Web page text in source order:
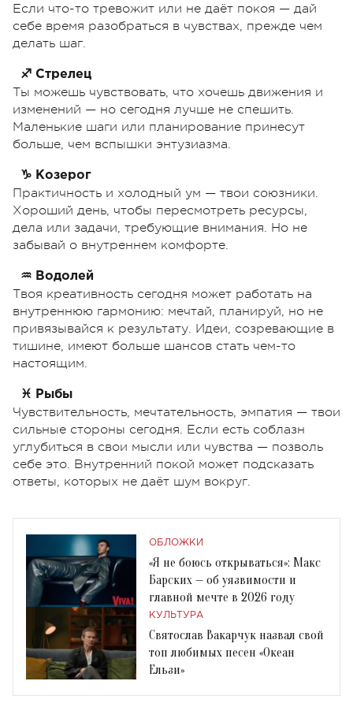
Если что-то тревожит или не даёт покоя — дай
себе время разобраться в чувствах, прежде чем
делать шаг.
♐ Стрелец
Ты можешь чувствовать, что хочешь движения и
изменений — но сегодня лучше не спешить.
Маленькие шаги или планирование принесут
больше, чем вспышки энтузиазма.
♑ Козерог
Практичность и холодный ум — твои союзники.
Хороший день, чтобы пересмотреть ресурсы,
дела или задачи, требующие внимания. Но не
забывай о внутреннем комфорте.
♒ Водолей
Твоя креативность сегодня может работать на
внутреннюю гармонию: мечтай, планируй, но не
привязывайся к результату. Идеи, созревающие в
тишине, имеют больше шансов стать чем-то
настоящим.
♓ Рыбы
Чувствительность, мечтательность, эмпатия — твои
сильные стороны сегодня. Если есть соблазн
углубиться в свои мысли или чувства — позволь
себе это. Внутренний покой может подсказать
ответы, которых не даёт шум вокруг.
ОБЛОЖКИ
«Я не боюсь открываться»: Макс
Барских — об уязвимости и
главной мечте в 2026 году
КУЛЬТУРА
Святослав Вакарчук назвал свой
топ любимых песен «Океан
Ельзи»